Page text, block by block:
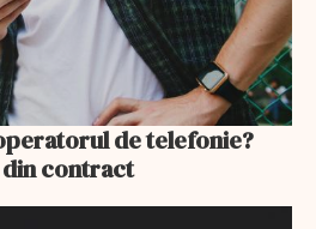
de telefonie?
din contract